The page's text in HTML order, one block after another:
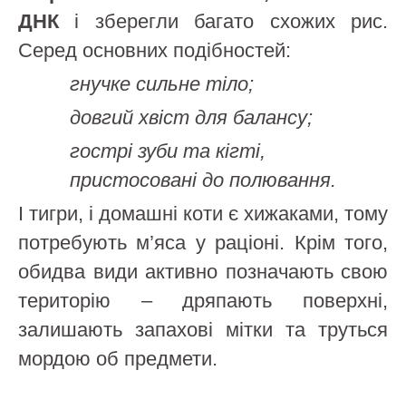
ДНКі зберегли багато схожих рис.
Серед основних подібностей:
гнучке сильне тіло;
довгий хвіст для балансу;
гострі зуби та кігті,
пристосовані до полювання.
І тигри, і домашні коти є хижаками, тому
потребують м’яса у раціоні. Крім того,
обидва види активно позначають свою
територію – дряпають поверхні,
залишають запахові мітки та труться
мордою об предмети.